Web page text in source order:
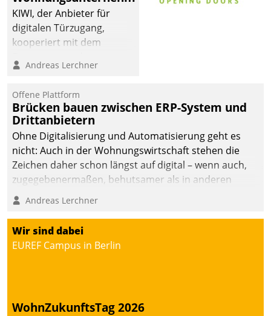
KIWI, der Anbieter für
digitalen Türzugang,
kooperiert mit dem
Softwareentwicklungshaus
Andreas Lerchner
Offene Plattform
Brücken bauen zwischen ERP-System und
Drittanbietern
Ohne Digitalisierung und Automatisierung geht es
nicht: Auch in der Wohnungswirtschaft stehen die
Zeichen daher schon längst auf digital – wenn auch,
zugegebenermaßen, behutsamer als in anderen
Branchen.
Andreas Lerchner
Wir sind dabei
EUREF Campus in Berlin
WohnZukunftsTag 2026